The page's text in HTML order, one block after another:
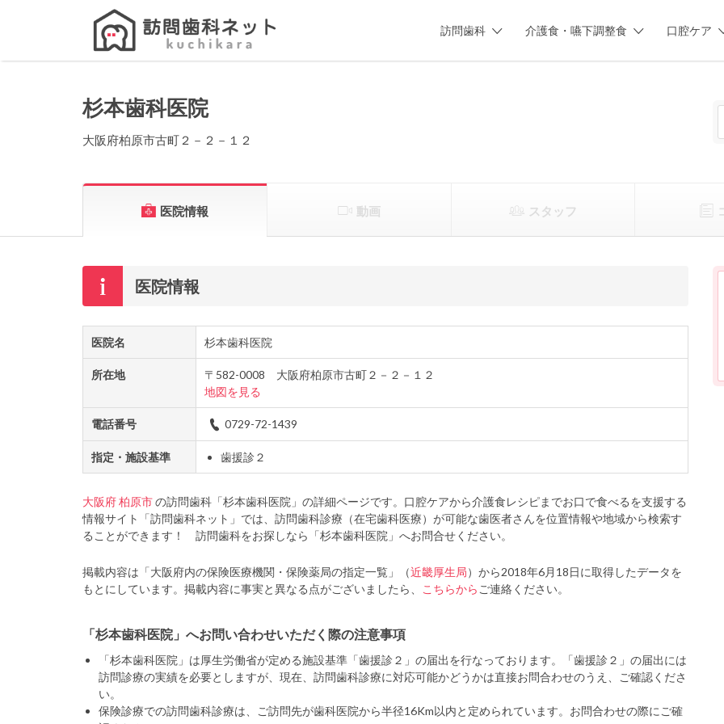
訪問歯科 介護食・嚥下調整食 口腔ケア
Search
杉本歯科医院
大阪府柏原市古町２－２－１２
医院情報 動画 スタッフ
医院情報
医院名 杉本歯科医院
所在地
〒582-0008 大阪府柏原市古町２－２－１２
地図を見る
電話番号 0729-72-1439
指定・施設基準 歯援診２
大阪府柏原市の訪問歯科「杉本歯科医院」の詳細ページです。口腔ケアから介護食レシピまでお口で食べるを支援する
情報サイト「訪問歯科ネット」では、訪問歯科診療（在宅歯科医療）が可能な歯医者さんを位置情報や地域から検索す
ることができます！ 訪問歯科をお探しなら「杉本歯科医院」へお問合せください。
掲載内容は「大阪府内の保険医療機関・保険薬局の指定一覧」（近畿厚生局）から2018年6月18日に取得したデータを
もとにしています。掲載内容に事実と異なる点がございましたら、
こちらから ご連絡ください。
「杉本歯科医院」へお問い合わせいただく際の注意事項
「杉本歯科医院」は厚生労働省が定める施設基準「歯援診２」の届出を行なっております。「歯援診２」の届出には
訪問診療の実績を必要としますが、現在、訪問歯科診療に対応可能かどうかは直接お問合わせのうえ、ご確認くださ
い。
保険診療での訪問歯科診療は、ご訪問先が歯科医院から半径16Km以内と定められています。お問合わせの際にご確